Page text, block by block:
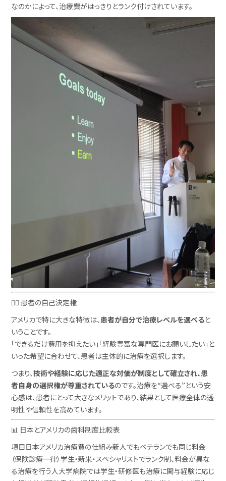
なのかによって、治療費がはっきりとランク付けされています。
🧑‍⚕️ 患者の自己決定権
アメリカで特に大きな特徴は、患者が自分で治療レベルを選べると
いうことです。
「できるだけ費用を抑えたい」「経験豊富な専門医にお願いしたい」と
いった希望に合わせて、患者は主体的に治療を選択します。
つまり、技術や経験に応じた適正な対価が制度として確立され、患
者自身の選択権が尊重されているのです。治療を“選べる”という安
心感は、患者にとって大きなメリットであり、結果として医療全体の透
明性や信頼性を高めています。
📊 日本とアメリカの歯科制度比較表
項目日本アメリカ治療費の仕組み新人でもベテランでも同じ料金
（保険診療一律）学生・新米・スペシャリストでランク制、料金が異な
る治療を行う人大学病院では学生・研修医も治療に関与経験に応じ